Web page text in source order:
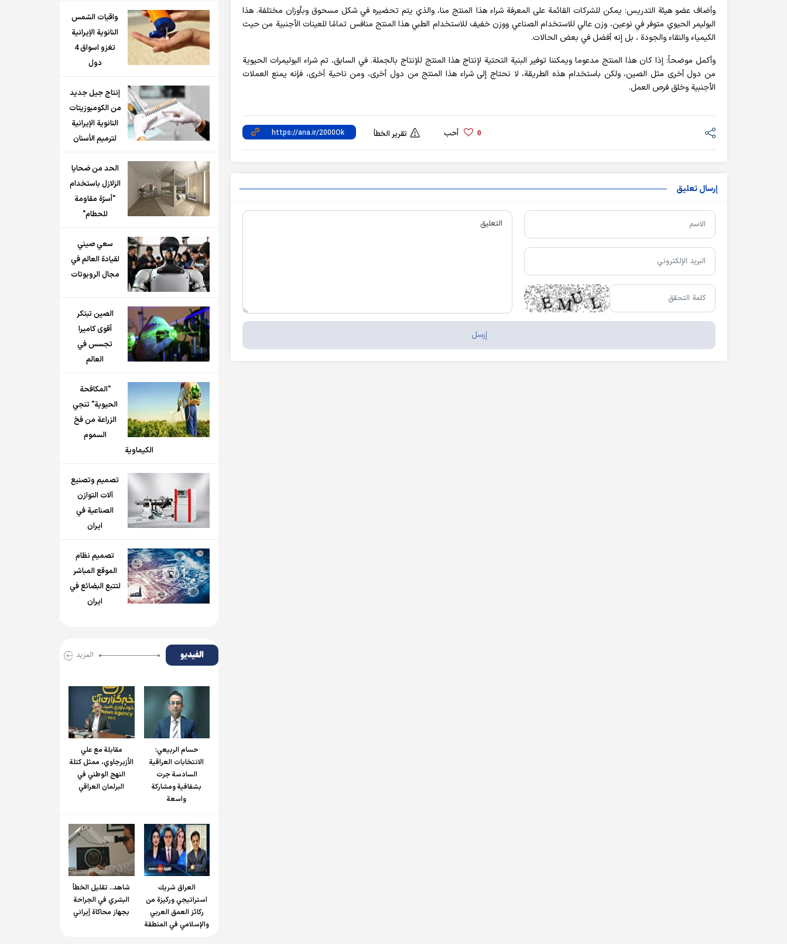
وأضاف عضو هيئة التدريس: يمكن للشركات القائمة على المعرفة شراء هذا المنتج منا، والذي يتم تحضيره في شكل مسحوق وبأوزان مختلفة. هذا
البوليمر الحيوي متوفر في نوعين، وزن عالي للاستخدام الصناعي ووزن خفيف للاستخدام الطبي هذا المنتج منافس تمامًا للعينات الأجنبية من حيث
الكيمياء والنقاء والجودة ، بل إنه أفضل في بعض الحالات.
وأكمل موضحاً: إذا كان هذا المنتج مدعوما ويمكننا توفير البنية التحتية لإنتاج هذا المنتج للإنتاج بالجملة. في السابق، تم شراء البوليمرات الحيوية
من دول أخرى مثل الصين، ولكن باستخدام هذه الطريقة، لا نحتاج إلى شراء هذا المنتج من دول أخرى، ومن ناحية أخرى، فإنه يمنع العملات
الأجنبية وخلق فرص العمل.
0 أحب تقرير الخطأ
إرسال تعليق
واقيات الشمس
النانوية الإيرانية
تغزو اسواق 4
دول
إنتاج جيل جديد
من الكومبوزيتات
النانوية الإيرانية
لترميم الأسنان
الحد من ضحايا
الزلازل باستخدام
"أسرّة مقاومة
للحطام"
سعي صيني
لقيادة العالم في
مجال الروبوتات
الصين تبتكر
أقوى كاميرا
تجسس في
العالم
"المكافحة
الحيوية" تنجي
الزراعة من فخ
السموم
الكيماوية
تصميم وتصنيع
آلات التوازن
الصناعية في
ايران
تصميم نظام
الموقع المباشر
لتتبع البضائع في
ايران
الفیدیو المزید
حسام الربیعي:
الانتخابات العراقية
السادسة جرت
بشفافية ومشاركة
واسعة
مقابلة مع علي
الأزبرجاوي، ممثل كتلة
النهج الوطني في
البرلمان العراقي
العراق شريك
استراتيجي وركيزة من
ركائز العمق العربي
والإسلامي في المنطقة
شاهد.. تقليل الخطأ
البشري في الجراحة
بجهاز محاكاة إيراني